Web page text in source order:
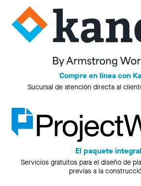
Compre en línea con
Sucursal de atención directa al
El paquete integral
Servicios gratuitos para el diseño de
previas a la